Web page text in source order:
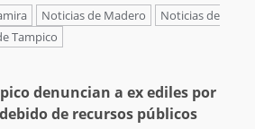
Noticias de Madero
Noticias de
Tampico
denuncian a ex ediles por
de recursos públicos